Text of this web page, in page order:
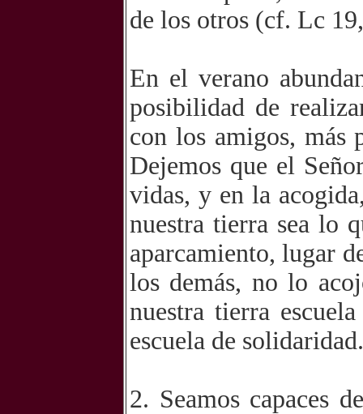
de los otros (cf. Lc
En el verano
posibilidad de
con los amigos, más
Dejemos que el
vidas, y en la
nuestra tierra sea lo
aparcamiento, lugar
los demás, no lo
nuestra tierra
escuela de solidaridad.
2. Seamos capaces